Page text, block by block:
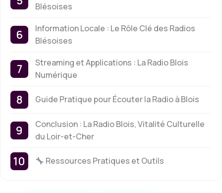
Blésoises
Information Locale : Le Rôle Clé des Radios
Blésoises
Streaming et Applications : La Radio Blois
Numérique
Guide Pratique pour Écouter la Radio à Blois
Conclusion : La Radio Blois, Vitalité Culturelle
du Loir-et-Cher
Ressources Pratiques et Outils